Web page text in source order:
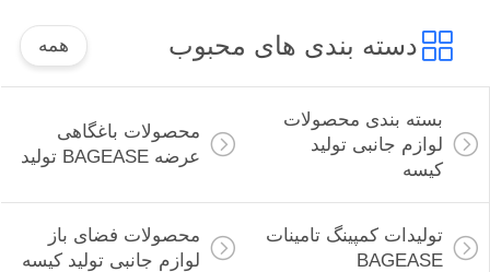
درخواست
نقل
قول
نقشه
محصولات فضای باز
لوازم جانبی تولید
کیسه
90
دسته بندی های محبوب همه
بسته بندی محصولات
لوازم جانبی تولید
کیسه
محصولات باغگاهی
عرضه BAGEASE تولید
تولیدات کمپینگ تامینات
BAGEASE
محصولات فضای باز
لوازم جانبی تولید کیسه